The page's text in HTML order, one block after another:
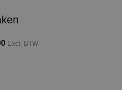
Excl. BTW